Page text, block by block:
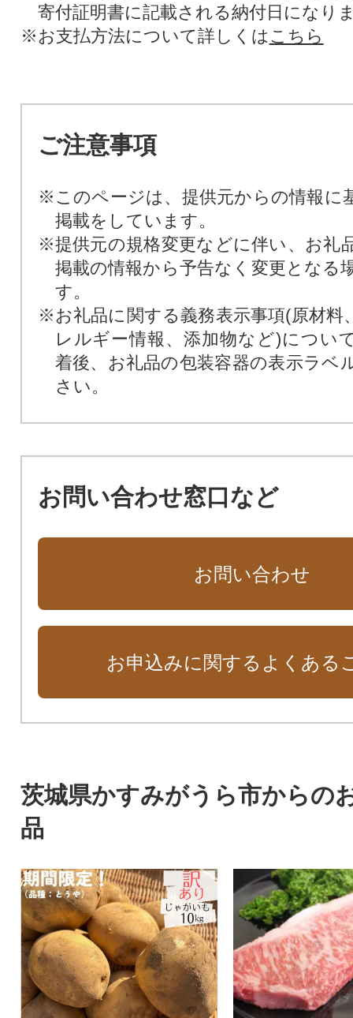
寄付証明書に記載される納付日になり
※お支払方法について詳しくは こちら
ご注意事項
※このページは、提供元からの情報に
掲載をしています。
※提供元の規格変更などに伴い、お礼
掲載の情報から予告なく変更となる
す。
※お礼品に関する義務表示事項(原材料
レルギー情報、添加物など)につい
着後、お礼品の包装容器の表示ラベ
さい。
お問い合わせ窓口など
お問い合わせ
お申込みに関するよくある
茨城県かすみがうら市からの
品